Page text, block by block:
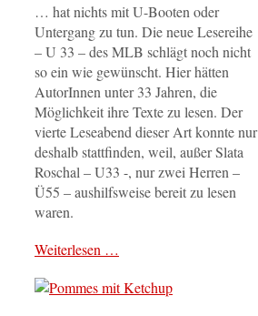
… hat nichts mit U-Booten oder
Untergang zu tun. Die neue Lesereihe
– U 33 – des MLB schlägt noch nicht
so ein wie gewünscht. Hier hätten
AutorInnen unter 33 Jahren, die
Möglichkeit ihre Texte zu lesen. Der
vierte Leseabend dieser Art konnte nur
deshalb stattfinden, weil, außer Slata
Roschal – U33 -, nur zwei Herren –
Ü55 – aushilfsweise bereit zu lesen
waren.
Weiterlesen …